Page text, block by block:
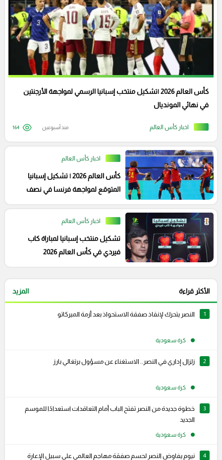
اخبار كأس العالم
كأس العالم 2026 |تشكيل منتخب إسبانيا الرسمي لمواجهة الأرجنتين
في نهائي المونديال
منذ أسبوعين 164
اخبار كأس العالم
كأس العالم 2026 | تشكيل إسبانيا
المتوقع لمواجهة فرنسا في نصف
اخبار كأس العالم
تشكيل منتخب إسبانيا لمباراة كاب
فيردي في كأس العالم 2026
الأكثر قراءة المزيد
1 النصر يتحرك لإنقاذ صفقة الاستحواذ بعد أزمة الميركاتو
كرة سعودية
2 زلزال إداري في النصر.. الاستغناء عن مسؤول برتغالي بارز
كرة سعودية
3
خطوة جديدة من النصر تفتح الباب أمام التعاقدات استعدادًا للموسم
الجديد
كرة سعودية
4 نيوم يفاوض النصر لحسم صفقة مهاجم العالمي علي سبيل الإعارة